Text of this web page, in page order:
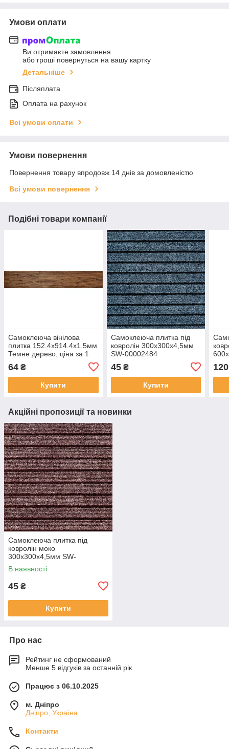
Умови оплати
Ви отримаєте замовлення
або гроші повернуться на вашу картку
Детальніше
Післяплата
Оплата на рахунок
Всі умови оплати
Умови повернення
Повернення товару впродовж 14 днів за домовленістю
Всі умови повернення
Подібні товари компанії
Самоклеюча вінілова
плитка 152.4х914.4х1.5мм
Темне дерево, ціна за 1
шт. (СВП-004) Матова SW-
00000222
64 ₴
Купити
Самоклеюча плитка під
ковролін 300х300х4,5мм
SW-00002484
45₴
Купити
120
Акційні пропозиції та новинки
Самоклеюча плитка під
ковролін моко
300х300х4,5мм SW-
00002488
В наявності
45 ₴
Купити
Про нас
Рейтинг не сформований
Менше 5 відгуків за останній рік
Працює з 06.10.2025
м. Дніпро
Дніпро, Україна
Контакти